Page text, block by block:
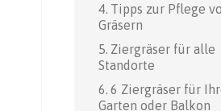
Tipps zur Pflege
Gräsern
Ziergräser für alle
Standorte
6 Ziergräser für
Garten oder Balkon